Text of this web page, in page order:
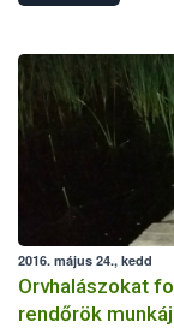
2016. május 24., kedd
Orvhalászokat
rendőrök